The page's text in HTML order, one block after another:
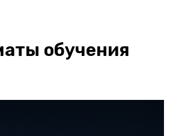
обучения